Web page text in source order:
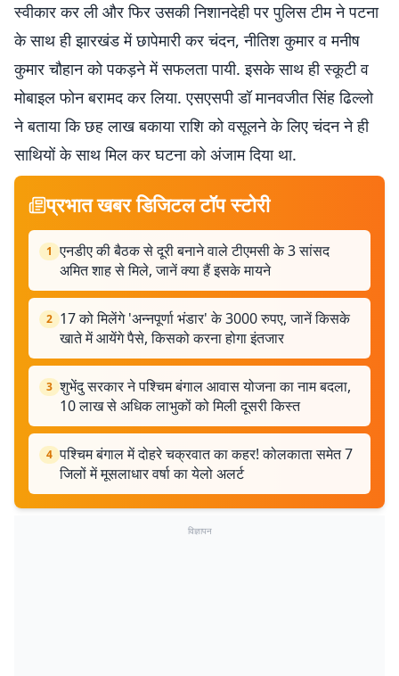
स्वीकार कर ली और फिर उसकी निशानदेही पर पुलिस टीम ने पटना
के साथ ही झारखंड में छापेमारी कर चंदन, नीतिश कुमार व मनीष
कुमार चौहान को पकड़ने में सफलता पायी. इसके साथ ही स्कूटी व
मोबाइल फोन बरामद कर लिया. एसएसपी डॉ मानवजीत सिंह ढिल्लो
ने बताया कि छह लाख बकाया राशि को वसूलने के लिए चंदन ने ही
साथियों के साथ मिल कर घटना को अंजाम दिया था.
प्रभात खबर डिजिटल टॉप स्टोरी
1 एनडीए की बैठक से दूरी बनाने वाले टीएमसी के 3 सांसद
अमित शाह से मिले, जानें क्या हैं इसके मायने
2 17 को मिलेंगे 'अन्नपूर्णा भंडार' के 3000 रुपए, जानें किसके
खाते में आयेंगे पैसे, किसको करना होगा इंतजार
3 शुभेंदु सरकार ने पश्चिम बंगाल आवास योजना का नाम बदला,
10 लाख से अधिक लाभुकों को मिली दूसरी किस्त
4 पश्चिम बंगाल में दोहरे चक्रवात का कहर! कोलकाता समेत 7
जिलों में मूसलाधार वर्षा का येलो अलर्ट
विज्ञापन